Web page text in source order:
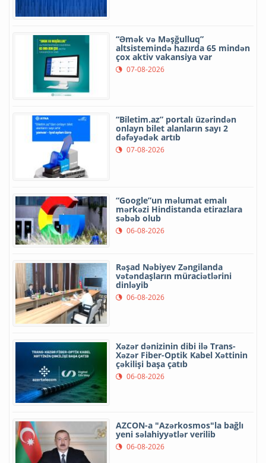
“Əmək və Məşğulluq”
altsistemində hazırda 65 mindən
çox aktiv vakansiya var
07-08-2026
“Biletim.az” portalı üzərindən
onlayn bilet alanların sayı 2
dəfəyədək artıb
07-08-2026
“Google”un məlumat emalı
mərkəzi Hindistanda etirazlara
səbəb olub
06-08-2026
Rəşad Nəbiyev Zəngilanda
vətəndaşların müraciətlərini
dinləyib
06-08-2026
Xəzər dənizinin dibi ilə Trans-
Xəzər Fiber-Optik Kabel Xəttinin
çəkilişi başa çatıb
06-08-2026
AZCON-a "Azərkosmos"la bağlı
yeni səlahiyyətlər verilib
06-08-2026